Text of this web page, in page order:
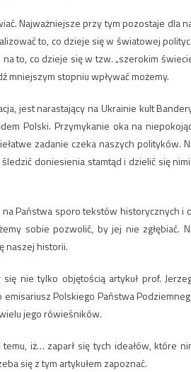
Najważniejsze przy tym pozostaje dla
to, co dzieje się w światowej
to, co dzieje się w tzw. „szerokim
mniejszym stopniu wpływać możemy.
jest narastający na Ukrainie kult
Polski. Przymykanie oka na
zadanie czeka naszych polityków.
doniesienia stamtąd i dzielić się
Państwa sporo tekstów historycznych i
sobie pozwolić, by jej nie zgłębiać.
naszej historii.
nie tylko objętością artykuł prof.
emisariusz Polskiego Państwa
jego rówieśników.
iż… zaparł się tych ideałów, które
się z tym artykułem zapoznać.